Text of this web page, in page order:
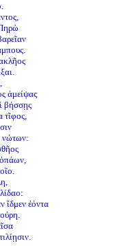
ἀμείψας
βήσσῃς
τῖφος,
νώτων:
ἴδμεν ἐόντα